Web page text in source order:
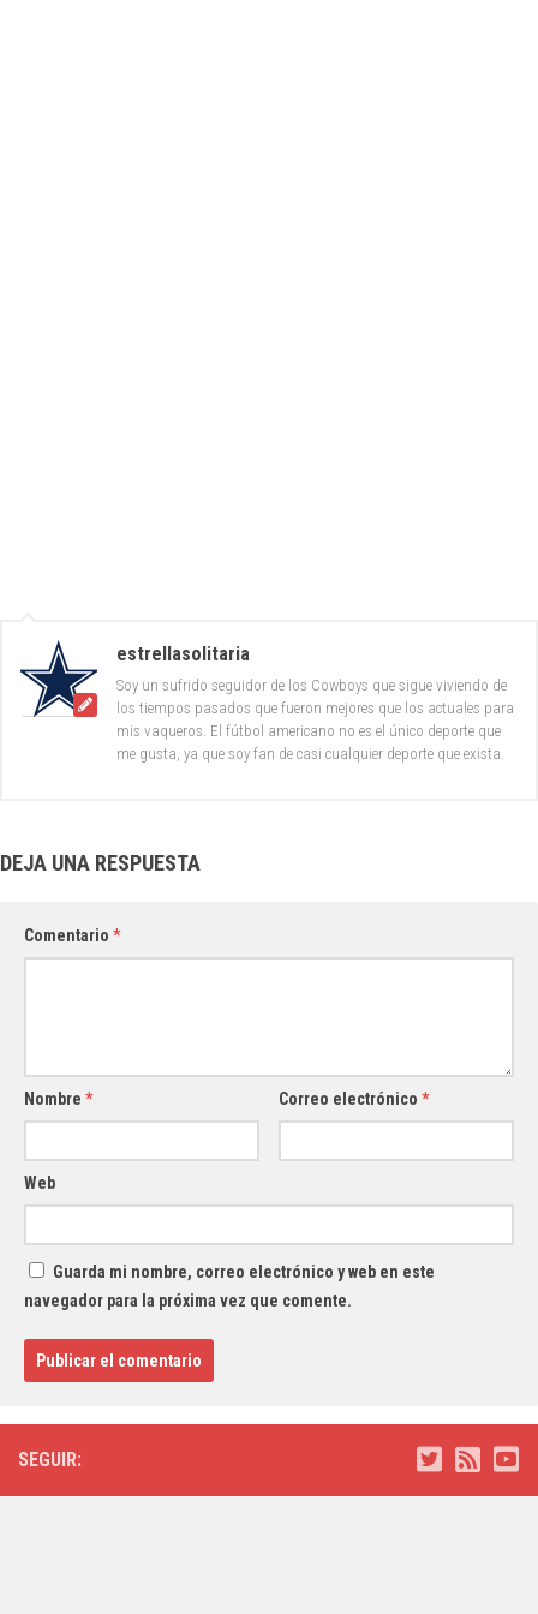
estrellasolitaria
Soy un sufrido seguidor de los Cowboys que sigue viviendo de
los tiempos pasados que fueron mejores que los actuales para
mis vaqueros. El fútbol americano no es el único deporte que
me gusta, ya que soy fan de casi cualquier deporte que exista.
DEJA UNA RESPUESTA
Comentario *
Nombre * Correo electrónico*
Web
Guarda mi nombre, correo electrónico y web en este
navegador para la próxima vez que comente.
SEGUIR: